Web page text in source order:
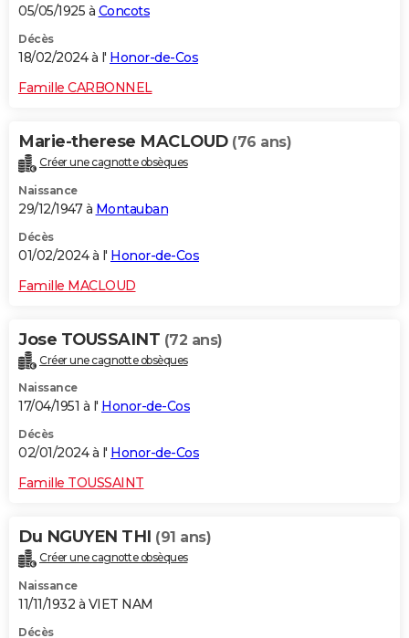
05/05/1925 à Concots
Décès
18/02/2024 à l' Honor-de-Cos
Famille CARBONNEL
Marie-therese MACLOUD (76 ans)
Créer une cagnotte obsèques
Naissance
29/12/1947 à Montauban
Décès
01/02/2024 à l' Honor-de-Cos
Famille MACLOUD
Jose TOUSSAINT (72 ans)
Créer une cagnotte obsèques
Naissance
17/04/1951 à l' Honor-de-Cos
Décès
02/01/2024 à l' Honor-de-Cos
Famille TOUSSAINT
Du NGUYEN THI (91 ans)
Créer une cagnotte obsèques
Naissance
11/11/1932 à VIET NAM
Décès